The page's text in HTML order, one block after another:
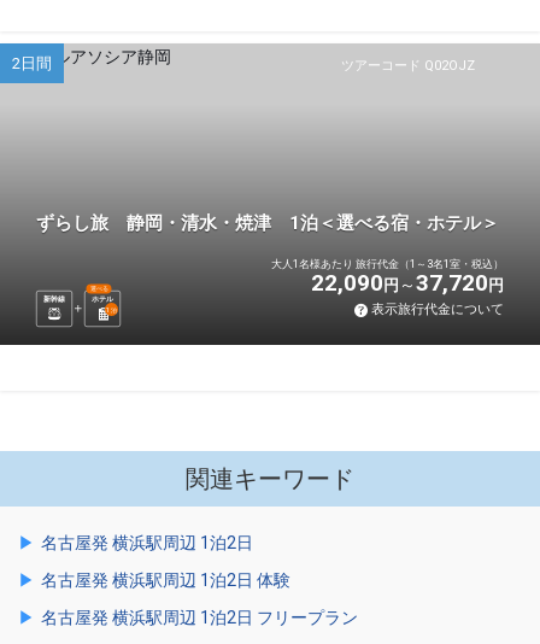
ツアーコード Q02OJZ
2日間
ずらし旅 静岡・清水・焼津 1泊＜選べる宿・ホテル＞
新幹線 ホテル
選べる
1 泊
大人1名様あたり 旅行代金（1～3名1室・税込）
22,090 円 37,720 円
表示旅行代金について
関連キーワード
名古屋発 横浜駅周辺 1泊2日
名古屋発 横浜駅周辺 1泊2日 体験
名古屋発 横浜駅周辺 1泊2日 フリープラン